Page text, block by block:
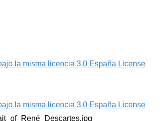
la misma licencia 3.0 España License
la misma licencia 3.0 España License